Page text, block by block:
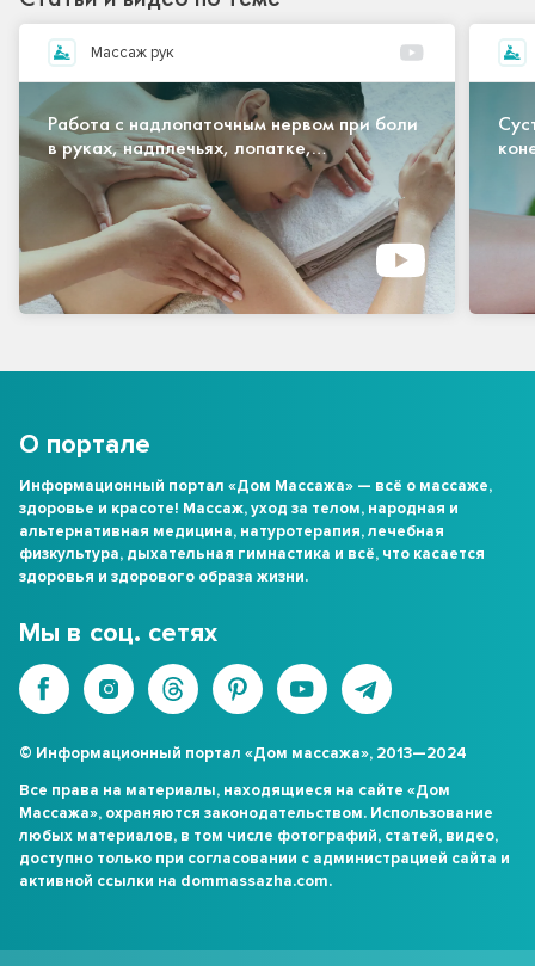
Массаж рук
Работа с надлопаточным нервом при боли
в руках, надплечьях, лопатке,
подмышечной зоне, шее
О портале
Информационный портал «Дом Массажа» — всё о массаже,
здоровье и красоте! Массаж, уход за телом, народная и
альтернативная медицина, натуротерапия, лечебная
физкультура, дыхательная гимнастика и всё, что касается
здоровья и здорового образа жизни.
Мы в соц. сетях
© Информационный портал «Дом массажа», 2013—2024
Все права на материалы, находящиеся на сайте «Дом
Массажа», охраняются законодательством. Использование
любых материалов, в том числе фотографий, статей, видео,
доступно только при согласовании с администрацией сайта и
активной ссылки на dommassazha.com.